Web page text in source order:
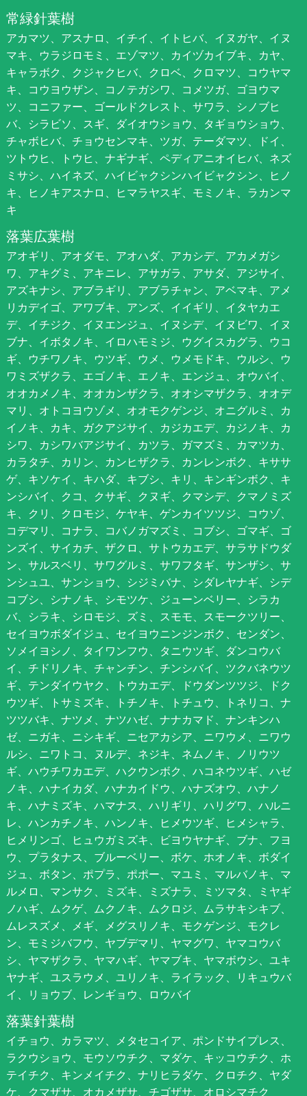
常緑針葉樹
アカマツ、アスナロ、イチイ、イトヒバ、イヌガヤ、イヌ
マキ、ウラジロモミ、エゾマツ、カイヅカイブキ、カヤ、
キャラボク、クジャクヒバ、クロベ、クロマツ、コウヤマ
キ、コウヨウザン、コノテガシワ、コメツガ、ゴヨウマ
ツ、コニファー、ゴールドクレスト、サワラ、シノブヒ
バ、シラビソ、スギ、ダイオウショウ、タギョウショウ、
チャボヒバ、チョウセンマキ、ツガ、テーダマツ、ドイ、
ツトウヒ、トウヒ、ナギナギ、ペディアニオイヒバ、ネズ
ミサシ、ハイネズ、ハイビャクシンハイビャクシン、ヒノ
キ、ヒノキアスナロ、ヒマラヤスギ、モミノキ、ラカンマ
キ
落葉広葉樹
アオギリ、アオダモ、アオハダ、アカシデ、アカメガシ
ワ、アキグミ、アキニレ、アサガラ、アサダ、アジサイ、
アズキナシ、アブラギリ、アブラチャン、アベマキ、アメ
リカデイゴ、アワブキ、アンズ、イイギリ、イタヤカエ
デ、イチジク、イヌエンジュ、イヌシデ、イヌビワ、イヌ
ブナ、イボタノキ、イロハモミジ、ウグイスカグラ、ウコ
ギ、ウチワノキ、ウツギ、ウメ、ウメモドキ、ウルシ、ウ
ワミズザクラ、エゴノキ、エノキ、エンジュ、オウバイ、
オオカメノキ、オオカンザクラ、オオシマザクラ、オオデ
マリ、オトコヨウゾメ、オオモクゲンジ、オニグルミ、カ
イノキ、カキ、ガクアジサイ、カジカエデ、カジノキ、カ
シワ、カシワバアジサイ、カツラ、ガマズミ、カマツカ、
カラタチ、カリン、カンヒザクラ、カンレンボク、キササ
ゲ、キソケイ、キハダ、キブシ、キリ、キンギンボク、キ
ンシバイ、クコ、クサギ、クヌギ、クマシデ、クマノミズ
キ、クリ、クロモジ、ケヤキ、ゲンカイツツジ、コウゾ、
コデマリ、コナラ、コバノガマズミ、コブシ、ゴマギ、ゴ
ンズイ、サイカチ、ザクロ、サトウカエデ、サラサドウダ
ン、サルスベリ、サワグルミ、サワフタギ、サンザシ、サ
ンシュユ、サンショウ、シジミバナ、シダレヤナギ、シデ
コブシ、シナノキ、シモツケ、ジューンベリー、シラカ
バ、シラキ、シロモジ、ズミ、スモモ、スモークツリー、
セイヨウボダイジュ、セイヨウニンジンボク、センダン、
ソメイヨシノ、タイワンフウ、タニウツギ、ダンコウバ
イ、チドリノキ、チャンチン、チンシバイ、ツクバネウツ
ギ、テンダイウヤク、トウカエデ、ドウダンツツジ、ドク
ウツギ、トサミズキ、トチノキ、トチュウ、トネリコ、ナ
ツツバキ、ナツメ、ナツハゼ、ナナカマド、ナンキンハ
ゼ、ニガキ、ニシキギ、ニセアカシア、ニワウメ、ニワウ
ルシ、ニワトコ、ヌルデ、ネジキ、ネムノキ、ノリウツ
ギ、ハウチワカエデ、ハクウンボク、ハコネウツギ、ハゼ
ノキ、ハナイカダ、ハナカイドウ、ハナズオウ、ハナノ
キ、ハナミズキ、ハマナス、ハリギリ、ハリグワ、ハルニ
レ、ハンカチノキ、ハンノキ、ヒメウツギ、ヒメシャラ、
ヒメリンゴ、ヒュウガミズキ、ビヨウヤナギ、ブナ、フヨ
ウ、プラタナス、ブルーベリー、ボケ、ホオノキ、ボダイ
ジュ、ボタン、ポプラ、ポポー、マユミ、マルバノキ、マ
ルメロ、マンサク、ミズキ、ミズナラ、ミツマタ、ミヤギ
ノハギ、ムクゲ、ムクノキ、ムクロジ、ムラサキシキブ、
ムレスズメ、メギ、メグスリノキ、モクゲンジ、モクレ
ン、モミジバフウ、ヤブデマリ、ヤマグワ、ヤマコウバ
シ、ヤマザクラ、ヤマハギ、ヤマブキ、ヤマボウシ、ユキ
ヤナギ、ユスラウメ、ユリノキ、ライラック、リキュウバ
イ、リョウブ、レンギョウ、ロウバイ
落葉針葉樹
イチョウ、カラマツ、メタセコイア、ポンドサイプレス、
ラクウショウ、モウソウチク、マダケ、キッコウチク、ホ
テイチク、キンメイチク、ナリヒラダケ、クロチク、ヤダ
ケ、クマザサ、オカメザサ、チゴザサ、オロシマチク